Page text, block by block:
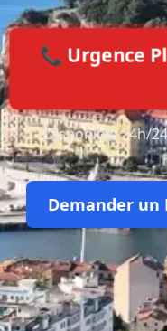
📞 Urgence
Disponible 24h/
Demander un